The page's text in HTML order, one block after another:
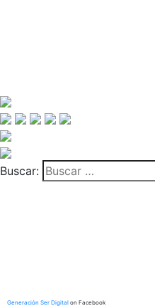
Buscar:
Generación Ser Digital on Facebook